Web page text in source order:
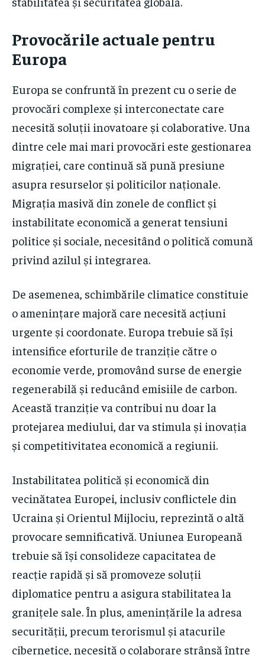
Provocările actuale pentru
Europa
Europa se confruntă în prezent cu o serie de
provocări complexe și interconectate care
necesită soluții inovatoare și colaborative. Una
dintre cele mai mari provocări este gestionarea
migrației, care continuă să pună presiune
asupra resurselor și politicilor naționale.
Migrația masivă din zonele de conflict și
instabilitate economică a generat tensiuni
politice și sociale, necesitând o politică comună
privind azilul și integrarea.
De asemenea, schimbările climatice constituie
o amenințare majoră care necesită acțiuni
urgente și coordonate. Europa trebuie să își
intensifice eforturile de tranziție către o
economie verde, promovând surse de energie
regenerabilă și reducând emisiile de carbon.
Această tranziție va contribui nu doar la
protejarea mediului, dar va stimula și inovația
și competitivitatea economică a regiunii.
Instabilitatea politică și economică din
vecinătatea Europei, inclusiv conflictele din
Ucraina și Orientul Mijlociu, reprezintă o altă
provocare semnificativă. Uniunea Europeană
trebuie să își consolideze capacitatea de
reacție rapidă și să promoveze soluții
diplomatice pentru a asigura stabilitatea la
granițele sale. În plus, amenințările la adresa
securității, precum terorismul și atacurile
cibernetice, necesită o colaborare strânsă între